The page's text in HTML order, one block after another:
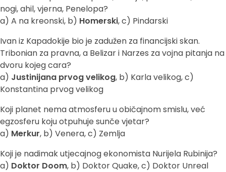
nogi, ahil, vjerna, Penelopa?
a) A na kreonski, b) Homerski, c) Pindarski
Ivan iz Kapadokije bio je zadužen za financijski skan.
Tribonian za pravna, a Belizar i Narzes za vojna pitanja na
dvoru kojeg cara?
a) Justinijana prvog velikog, b) Karla velikog, c)
Konstantina prvog velikog
Koji planet nema atmosferu u običajnom smislu, već
egzosferu koju otpuhuje sunče vjetar?
a) Merkur, b) Venera, c) Zemlja
Koji je nadimak utjecajnog ekonomista Nurijela Rubinija?
a) Doktor Doom, b) Doktor Quake, c) Doktor Unreal